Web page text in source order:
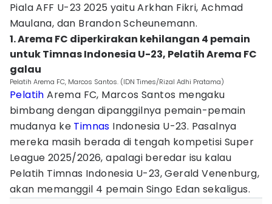
Piala AFF U-23 2025 yaitu Arkhan Fikri, Achmad
Maulana, dan Brandon Scheunemann.
1. Arema FC diperkirakan kehilangan 4 pemain
untuk Timnas Indonesia U-23, Pelatih Arema FC
galau
Pelatih Arema FC, Marcos Santos. (IDN Times/Rizal Adhi Pratama)
Pelatih Arema FC, Marcos Santos mengaku
bimbang dengan dipanggilnya pemain-pemain
mudanya ke Timnas Indonesia U-23. Pasalnya
mereka masih berada di tengah kompetisi Super
League 2025/2026, apalagi beredar isu kalau
Pelatih Timnas Indonesia U-23, Gerald Venenburg,
akan memanggil 4 pemain Singo Edan sekaligus.